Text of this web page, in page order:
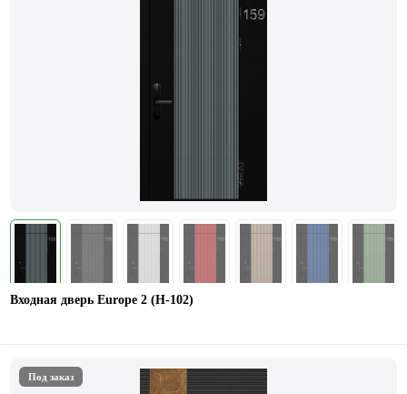
Входная дверь Europe 2 (Н-102)
Под заказ